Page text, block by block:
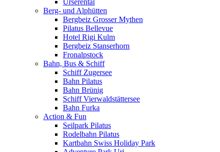
Urserental
Berg- und Alphütten
Bergbeiz Grosser Mythen
Pilatus Bellevue
Hotel Rigi Kulm
Bergbeiz Stanserhorn
Fronalpstock
Bahn, Bus & Schiff
Schiff Zugersee
Bahn Pilatus
Bahn Brünig
Schiff Vierwaldstättersee
Bahn Furka
Action & Fun
Seilpark Pilatus
Rodelbahn Pilatus
Kartbahn Swiss Holiday Park